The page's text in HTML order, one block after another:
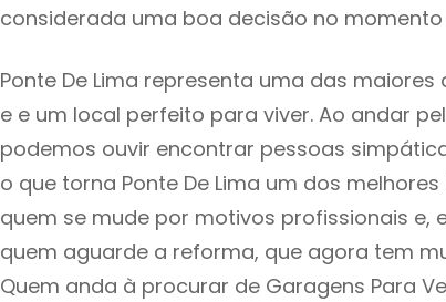
considerada uma boa decisão no
Ponte De Lima representa uma das
e e um local perfeito para viver. Ao andar
podemos ouvir encontrar pessoas
o que torna Ponte De Lima um dos
quem se mude por motivos profissionais e,
quem aguarde a reforma, que agora tem
Quem anda à procurar de Garagens Para